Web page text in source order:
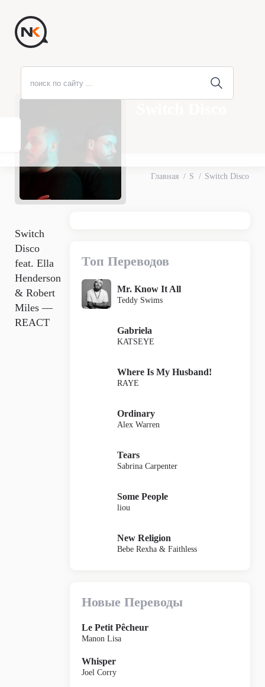
Главная S Switch Disco
Switch
Disco
feat. Ella
Henderson
& Robert
Miles —
REACT
Топ Переводов
Mr. Know It All
Teddy Swims
Gabriela
KATSEYE
Where Is My Husband!
RAYE
Ordinary
Alex Warren
Tears
Sabrina Carpenter
Some People
liou
New Religion
Bebe Rexha & Faithless
Новые Переводы
Le Petit Pêcheur
Manon Lisa
Whisper
Joel Corry